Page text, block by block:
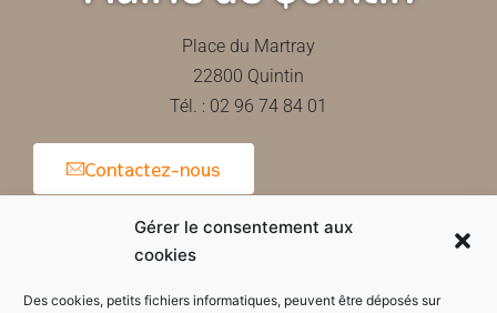
Gérer le consentement aux
cookies
Des cookies, petits fichiers informatiques, peuvent être déposés sur
Place du Martray
22800 Quintin
Tél. : 02 96 74 84 01
Contactez-nous
Horaires d'ouverture de la mairie